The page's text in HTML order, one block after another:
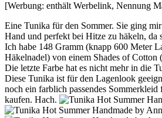
[Werbung: enthält Werbelink, Nennung
Eine Tunika für den Sommer. Sie ging
Hand und perfekt bei Hitze zu häkeln,
Ich habe 148 Gramm (knapp 600 Meter
Häkelnadel) von einem Shades of Cotton
Die letzte Farbe hat es nicht mehr in die
Diese Tunika ist für den Lagenlook
noch ein farblich passendes
kaufen. Hach.